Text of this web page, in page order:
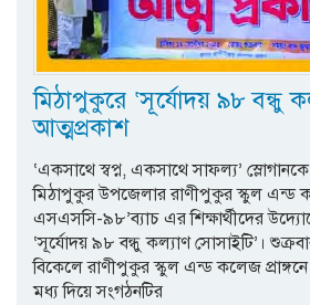
মিঠাপুকুরে ‘সূর্যোদয় ৯৮ বন্ধু
আত্মপ্রকাশ
‘একসাথে স্বপ্ন, একসাথে সাফল্য’
মিঠাপুকুর উপজেলার রাণীপুকুর স্কুল এন্ড
এসএসসি-৯৮’ব্যাচ এর শিক্ষার্থীদের
‘সূর্যোদয় ৯৮ বন্ধু কল্যাণ সোসাইটি’।
বিকেলে রাণীপুকুর স্কুল এন্ড কলেজ প্রাঙ্গনে
মধ্য দিয়ে সংগঠনটির